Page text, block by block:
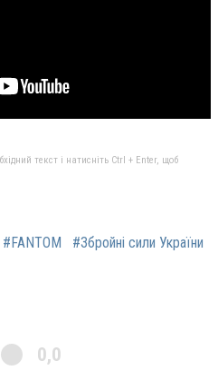
текст і натисніть Ctrl + Enter, щоб
#FANTOM #Збройні сили України
0,0